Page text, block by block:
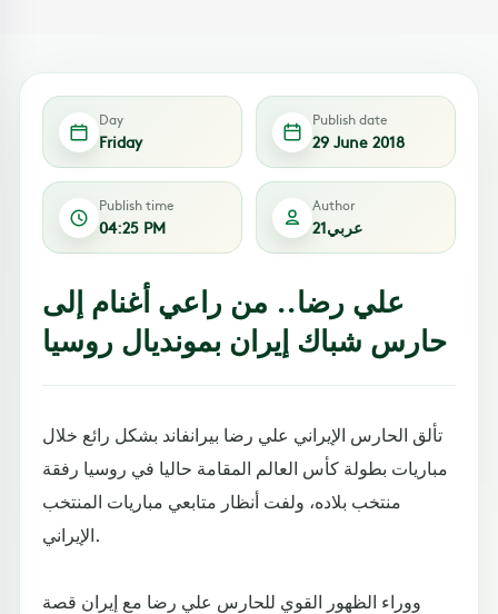
Day
Friday
Publish date
29 June 2018
Publish time
04:25 PM
Author
عربي21
علي رضا.. من راعي أغنام إلى
حارس شباك إيران بمونديال روسيا
تألق الحارس الإيراني علي رضا بيرانفاند بشكل رائع خلال
مباريات بطولة كأس العالم المقامة حاليا في روسيا رفقة
منتخب بلاده، ولفت أنظار متابعي مباريات المنتخب
الإيراني.
ووراء الظهور القوي للحارس علي رضا مع إيران قصة